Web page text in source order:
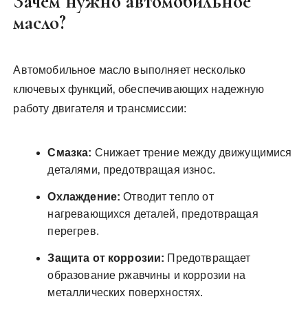
масло?
Автомобильное масло выполняет несколько
ключевых функций‚ обеспечивающих надежную
работу двигателя и трансмиссии:
Смазка: Снижает трение между движущимися
деталями‚ предотвращая износ.
Охлаждение: Отводит тепло от
нагревающихся деталей‚ предотвращая
перегрев.
Защита от коррозии: Предотвращает
образование ржавчины и коррозии на
металлических поверхностях.